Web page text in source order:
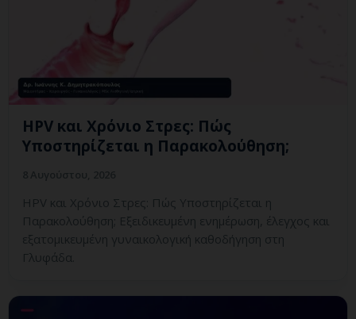
HPV και Χρόνιο Στρες: Πώς
Υποστηρίζεται η Παρακολούθηση;
HPV και Χρόνιο Στρες: Πώς Υποστηρίζεται η
Παρακολούθηση; Εξειδικευμένη ενημέρωση, έλεγχος και
εξατομικευμένη γυναικολογική καθοδήγηση στη
Γλυφάδα.